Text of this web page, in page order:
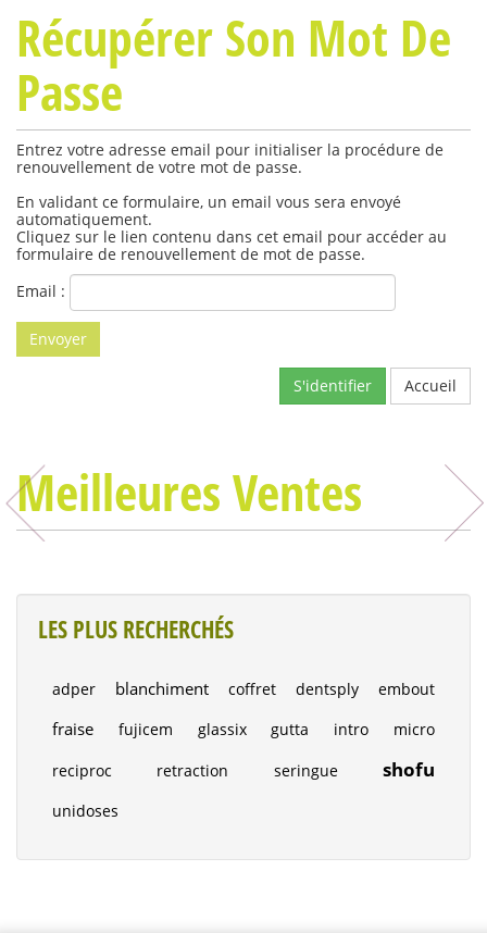
Récupérer Son Mot De
Passe
Entrez votre adresse email pour initialiser la procédure de
renouvellement de votre mot de passe.
En validant ce formulaire, un email vous sera envoyé
automatiquement.
Cliquez sur le lien contenu dans cet email pour accéder au
formulaire de renouvellement de mot de passe.
Email :
S'identifier Accueil
Meilleures Ventes
LES PLUS RECHERCHÉS
adper blanchiment coffret dentsply embout
fraise fujicem glassix gutta intro
micro
reciproc
retraction seringue shofu
unidoses